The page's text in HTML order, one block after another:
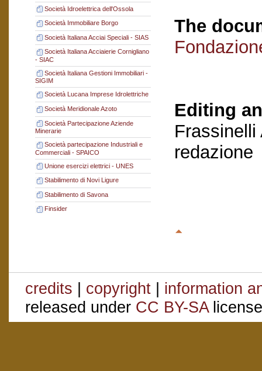
Società Idroelettrica dell'Ossola
Società Immobiliare Borgo
Società Italiana Acciai Speciali - SIAS
Società Italiana Acciaierie Cornigliano
- SIAC
Società Italiana Gestioni Immobiliari -
SIGIM
Società Lucana Imprese Idrolettriche
Società Meridionale Azoto
Società Partecipazione Aziende
Minerarie
Società partecipazione Industriali e
Commerciali - SPAICO
Unione esercizi elettrici - UNES
Stabilimento di Novi Ligure
Stabilimento di Savona
Finsider
The
Editing
Frassinelli
redazione
credits | copyright | information
released under CC BY-SA